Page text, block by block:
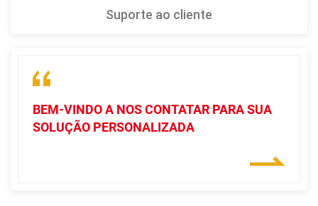
Suporte ao cliente
BEM-VINDO A NOS CONTATAR PARA SUA
SOLUÇÃO PERSONALIZADA